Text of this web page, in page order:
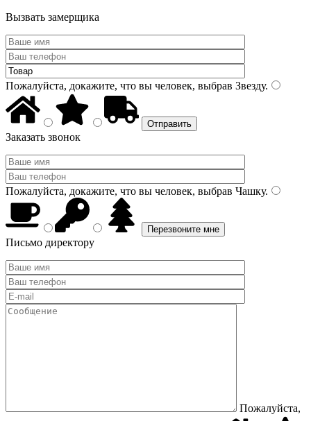
Вызвать замерщика
Пожалуйста, докажите, что вы человек, выбрав Звезду.
Заказать звонок
Пожалуйста, докажите, что вы человек, выбрав Чашку.
Письмо директору
Пожалуйста,